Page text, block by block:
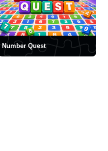
Number Quest